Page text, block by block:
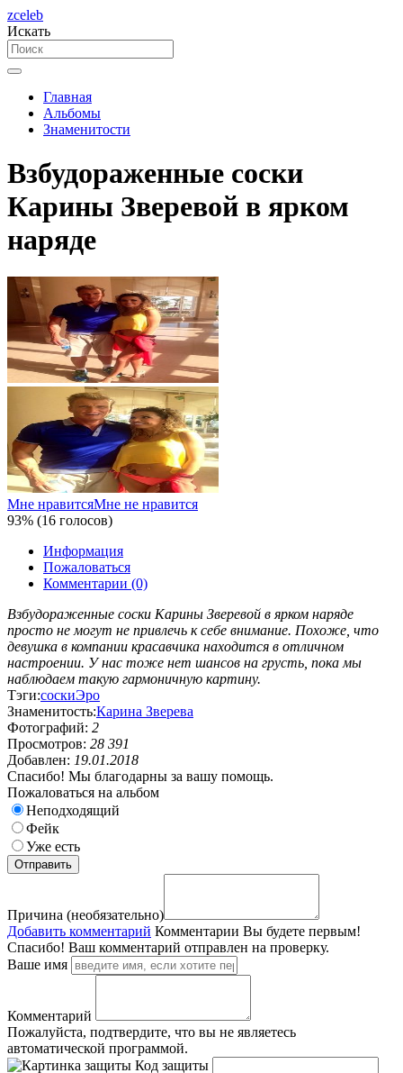
zceleb
Искать
Главная
Альбомы
Знаменитости
Взбудораженные соски
Карины Зверевой в ярком
наряде
Мне нравитсяМне не нравится
93% (16 голосов)
Информация
Пожаловаться
Комментарии (0)
Взбудораженные соски Карины Зверевой в ярком наряде
просто не могут не привлечь к себе внимание. Похоже, что
девушка в компании красавчика находится в отличном
настроении. У нас тоже нет шансов на грусть, пока мы
наблюдаем такую гармоничную картину.
Тэги:соскиЭро
Знаменитость:Карина Зверева
Фотографий: 2
Просмотров: 28 391
Добавлен: 19.01.2018
Спасибо! Мы благодарны за вашу помощь.
Пожаловаться на альбом
Неподходящий
Фейк
Уже есть
Причина (необязательно)
Добавить комментарий Комментарии Вы будете первым!
Спасибо! Ваш комментарий отправлен на проверку.
Ваше имя
Комментарий
Пожалуйста, подтвердите, что вы не являетесь
автоматической программой.
Код защиты